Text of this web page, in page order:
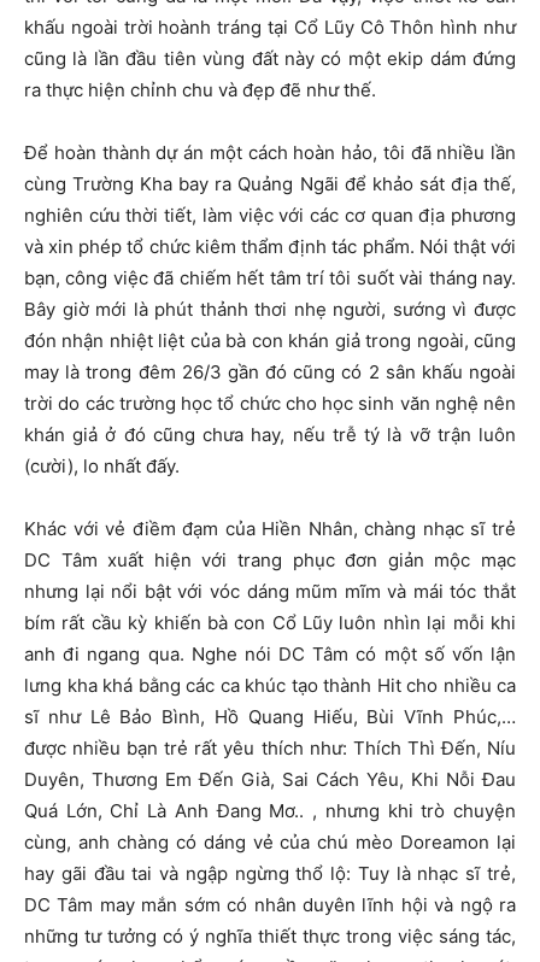
khấu ngoài trời hoành tráng tại Cổ Lũy Cô Thôn hình như
cũng là lần đầu tiên vùng đất này có một ekip dám đứng
ra thực hiện chỉnh chu và đẹp đẽ như thế.
Để hoàn thành dự án một cách hoàn hảo, tôi đã nhiều lần
cùng Trường Kha bay ra Quảng Ngãi để khảo sát địa thế,
nghiên cứu thời tiết, làm việc với các cơ quan địa phương
và xin phép tổ chức kiêm thẩm định tác phẩm. Nói thật với
bạn, công việc đã chiếm hết tâm trí tôi suốt vài tháng nay.
Bây giờ mới là phút thảnh thơi nhẹ người, sướng vì được
đón nhận nhiệt liệt của bà con khán giả trong ngoài, cũng
may là trong đêm 26/3 gần đó cũng có 2 sân khấu ngoài
trời do các trường học tổ chức cho học sinh văn nghệ nên
khán giả ở đó cũng chưa hay, nếu trễ tý là vỡ trận luôn
(cười), lo nhất đấy.
Khác với vẻ điềm đạm của Hiền Nhân, chàng nhạc sĩ trẻ
DC Tâm xuất hiện với trang phục đơn giản mộc mạc
nhưng lại nổi bật với vóc dáng mũm mĩm và mái tóc thắt
bím rất cầu kỳ khiến bà con Cổ Lũy luôn nhìn lại mỗi khi
anh đi ngang qua. Nghe nói DC Tâm có một số vốn lận
lưng kha khá bằng các ca khúc tạo thành Hit cho nhiều ca
sĩ như Lê Bảo Bình, Hồ Quang Hiếu, Bùi Vĩnh Phúc,…
được nhiều bạn trẻ rất yêu thích như: Thích Thì Đến, Níu
Duyên, Thương Em Đến Già, Sai Cách Yêu, Khi Nỗi Đau
Quá Lớn, Chỉ Là Anh Đang Mơ.. , nhưng khi trò chuyện
cùng, anh chàng có dáng vẻ của chú mèo Doreamon lại
hay gãi đầu tai và ngập ngừng thổ lộ: Tuy là nhạc sĩ trẻ,
DC Tâm may mắn sớm có nhân duyên lĩnh hội và ngộ ra
những tư tưởng có ý nghĩa thiết thực trong việc sáng tác,